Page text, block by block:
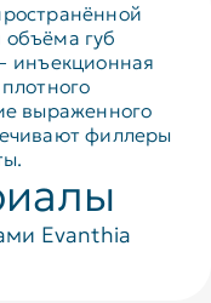
губ
инъекционная
выраженного
филлеры
Evanthia